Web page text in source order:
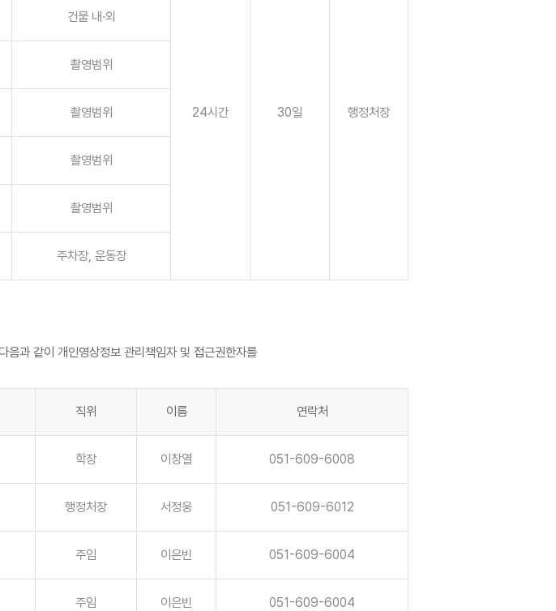
24시간 30일 행정처장
건물 내·외
촬영범위
촬영범위
촬영범위
촬영범위
주차장, 운동장
음과 같이 개인영상정보 관리책임자 및 접근권한자를
직위 이름 연락처
학장 이창열 051-609-6008
행정처장 서정웅 051-609-6012
주임 이은빈 051-609-6004
주임 이은빈 051-609-6004